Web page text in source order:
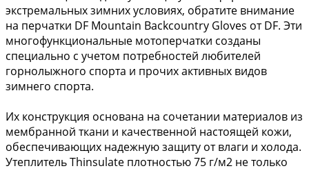
экстремальных зимних условиях, обратите внимание
на перчатки DF Mountain Backcountry Gloves от DF. Эти
многофункциональные мотоперчатки созданы
специально с учетом потребностей любителей
горнолыжного спорта и прочих активных видов
зимнего спорта.
Их конструкция основана на сочетании материалов из
мембранной ткани и качественной настоящей кожи,
обеспечивающих надежную защиту от влаги и холода.
Утеплитель Thinsulate плотностью 75 г/м2 не только